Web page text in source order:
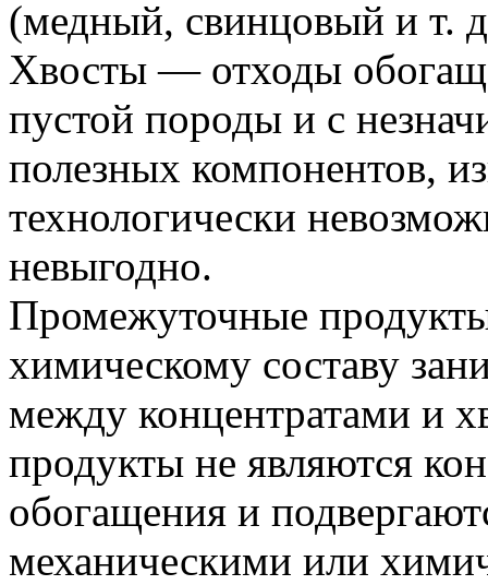
(медный, свинцовый и т.
Хвосты — отходы
пустой породы и с
полезных компонентов,
технологически
невыгодно.
Промежуточные
химическому составу
между концентратами и
продукты не являются
обогащения и
механическими или